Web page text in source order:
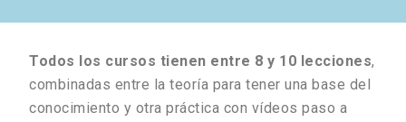
Todos los cursos tienen entre 8 y 10 lecciones,
combinadas entre la teoría para tener una base del
conocimiento y otra práctica con vídeos paso a